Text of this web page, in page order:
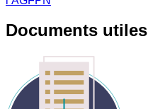
Documents utiles